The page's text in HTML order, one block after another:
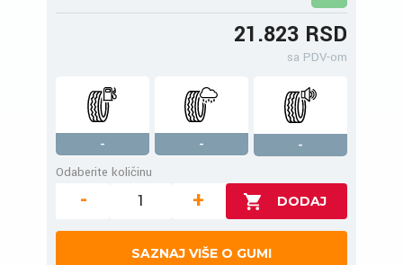
21.823 RSD
sa PDV-om
- -
-
Odaberite količinu
- +
SAZNAJ VIŠE O GUMI